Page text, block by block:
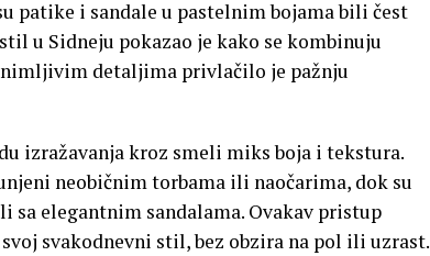
patike i sandale u pastelnim bojama bili čest
u Sidneju pokazao je kako se kombinuju
detaljima privlačilo je pažnju
izražavanja kroz smeli miks boja i tekstura.
neobičnim torbama ili naočarima, dok su
elegantnim sandalama. Ovakav pristup
svakodnevni stil, bez obzira na pol ili uzrast.